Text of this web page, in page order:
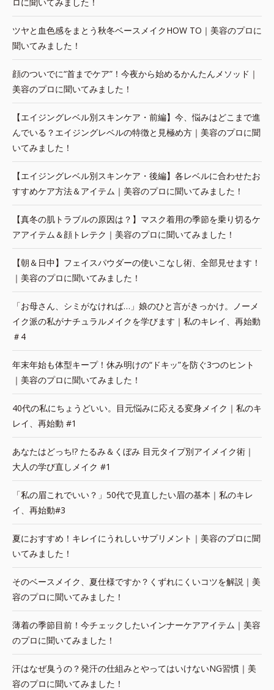
ツヤと血色感をまとう秋冬ベースメイクHOW TO｜美容のプロに
聞いてみました！
顔のついでに“首までケア”！今夜から始めるかんたんメソッド｜
美容のプロに聞いてみました！
【エイジングレベル別スキンケア・前編】今、悩みはどこまで進
んでいる？エイジングレベルの特徴と見極め方｜美容のプロに聞
いてみました！
【エイジングレベル別スキンケア・後編】各レベルに合わせたお
すすめケア方法＆アイテム｜美容のプロに聞いてみました！
【真冬の肌トラブルの原因は？】マスク着用の季節を乗り切るケ
アアイテム＆顔トレテク｜美容のプロに聞いてみました！
【朝＆日中】フェイスパウダーの使いこなし術、全部見せます！
｜美容のプロに聞いてみました！
「お母さん、シミがなければ…」娘のひと言がきっかけ。ノーメ
イク派の私がナチュラルメイクを学びます｜私のキレイ、再始動
＃4
年末年始も体型キープ！休み明けの“ドキッ”を防ぐ3つのヒント
｜美容のプロに聞いてみました！
40代の私にちょうどいい。目元悩みに応える変身メイク｜私のキ
レイ、再始動 #1
あなたはどっち!? たるみ＆くぼみ 目元タイプ別アイメイク術｜
大人の学び直しメイク #1
「私の眉これでいい？」50代で見直したい眉の基本｜私のキレ
イ、再始動#3
夏におすすめ！キレイにうれしいサプリメント｜美容のプロに聞
いてみました！
そのベースメイク、夏仕様ですか？くずれにくいコツを解説｜美
容のプロに聞いてみました！
薄着の季節目前！今チェックしたいインナーケアアイテム｜美容
のプロに聞いてみました！
汗はなぜ臭うの？発汗の仕組みとやってはいけないNG習慣｜美
容のプロに聞いてみました！